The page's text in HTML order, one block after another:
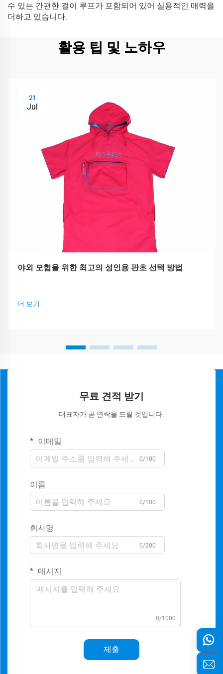
수 있는 간편한 걸이 루프가 포함되어 있어 실용적인 매력을
더하고 있습니다.
활용 팁 및 노하우
21
Jul
야외 모험을 위한 최고의 성인용 판초 선택 방법
더 보기
무료 견적 받기
대표자가 곧 연락을 드릴 것입니다.
이메일
0/100
이름
0/100
회사명
0/200
메시지
0/1000
제출